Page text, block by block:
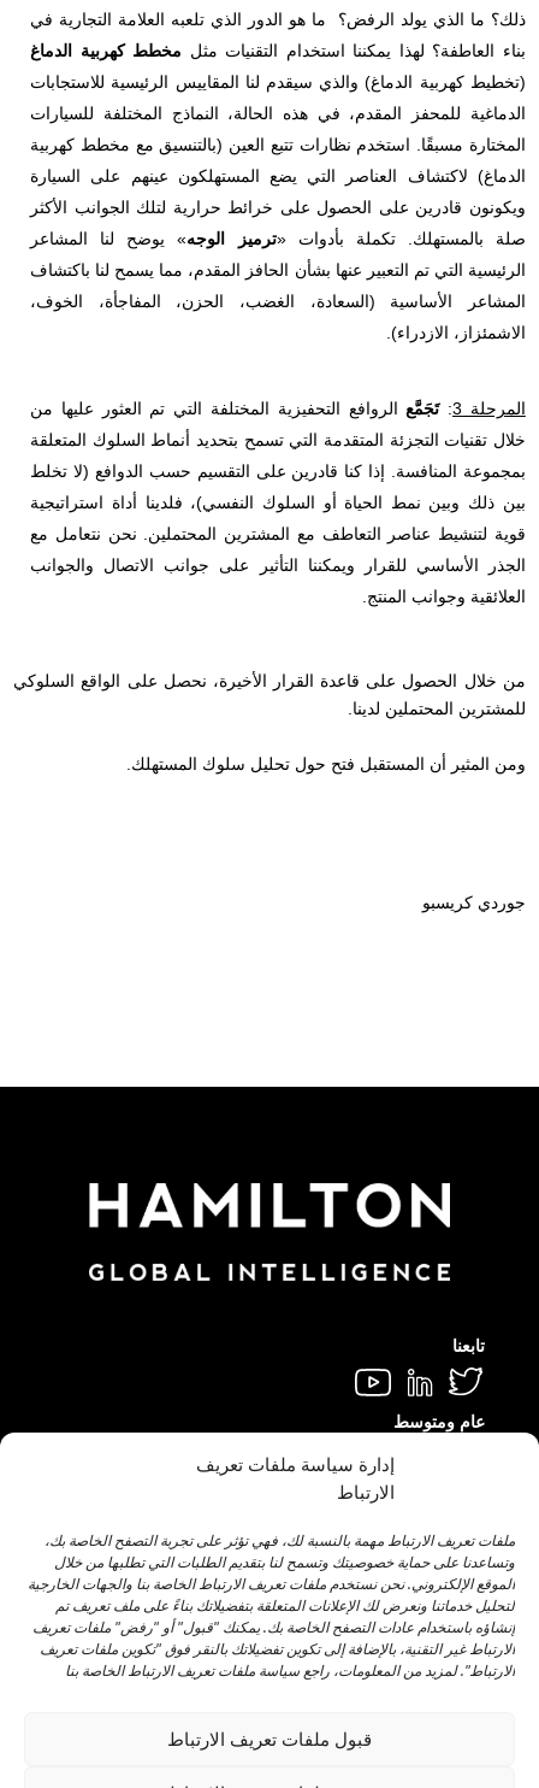
إدارة سياسة ملفات تعريف
الارتباط
ملفات تعريف الارتباط مهمة بالنسبة لك، فهي تؤثر على تجربة التصفح الخاصة بك،
وتساعدنا على حماية خصوصيتك وتسمح لنا بتقديم الطلبات التي تطلبها من خلال
الموقع الإلكتروني. نحن نستخدم ملفات تعريف الارتباط الخاصة بنا والجهات الخارجية
لتحليل خدماتنا ونعرض لك الإعلانات المتعلقة بتفضيلاتك بناءً على ملف تعريف تم
إنشاؤه باستخدام عادات التصفح الخاصة بك. يمكنك "قبول" أو "رفض" ملفات تعريف
الارتباط غير التقنية، بالإضافة إلى تكوين تفضيلاتك بالنقر فوق "تكوين ملفات تعريف
الارتباط". لمزيد من المعلومات، راجع سياسة ملفات تعريف الارتباط الخاصة بنا
قبول ملفات تعريف الارتباط
ذلك؟ ما الذي يولد الرفض؟
ما هو الدور الذي تلعبه العلامة التجارية في
بناء العاطفة؟ لهذا يمكننا استخدام التقنيات مثل مخطط كهربية الدماغ
(تخطيط كهربية الدماغ) والذي سيقدم لنا المقاييس الرئيسية للاستجابات
الدماغية للمحفز المقدم، في هذه الحالة، النماذج المختلفة للسيارات
المختارة مسبقًا. استخدم نظارات تتبع العين (بالتنسيق مع مخطط كهربية
الدماغ) لاكتشاف العناصر التي يضع المستهلكون عينهم على السيارة
ويكونون قادرين على الحصول على خرائط حرارية لتلك الجوانب الأكثر
صلة بالمستهلك.تكملة بأدوات «ترميز الوجه» يوضح لنا المشاعر
الرئيسية التي تم التعبير عنها بشأن الحافز المقدم، مما يسمح لنا باكتشاف
المشاعر الأساسية (السعادة، الغضب، الحزن، المفاجأة، الخوف،
الاشمئزاز، الازدراء).
المرحلة 3 :تَجَمَّع الروافع التحفيزية المختلفة التي تم العثور عليها من
خلال تقنيات التجزئة المتقدمة التي تسمح بتحديد أنماط السلوك المتعلقة
بمجموعة المنافسة. إذا كنا قادرين على التقسيم حسب الدوافع (لا تخلط
بين ذلك وبين نمط الحياة أو السلوك النفسي)، فلدينا أداة استراتيجية
قوية لتنشيط عناصر التعاطف مع المشترين المحتملين. نحن نتعامل مع
الجذر الأساسي للقرار ويمكننا التأثير على جوانب الاتصال والجوانب
العلائقية وجوانب المنتج.
من خلال الحصول على قاعدة القرار الأخيرة، نحصل على الواقع السلوكي
للمشترين المحتملين لدينا.
ومن المثير أن المستقبل فتح حول تحليل سلوك المستهلك.
جوردي كريسبو
تابعنا
عام ومتوسط
info@hamilton.global
Talent@hamilton.global
اشترك في النشرة الإخبارية الشهرية
تحذير قانوني
قطاع العمل
الخدمات المصرفية
رعاية الحيوانات الأليفة
تعليم
FMCG (السلع
الاستهلاكية السريعة)
الرعاىة الصحية
تجارة التجزئة | مركز
تسوق
السياحة والترفيه
آحرون
سياسة الخصوصية